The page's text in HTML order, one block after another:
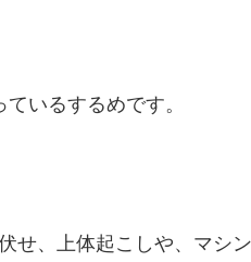
いるするめです。
せ、上体起こしや、マシ